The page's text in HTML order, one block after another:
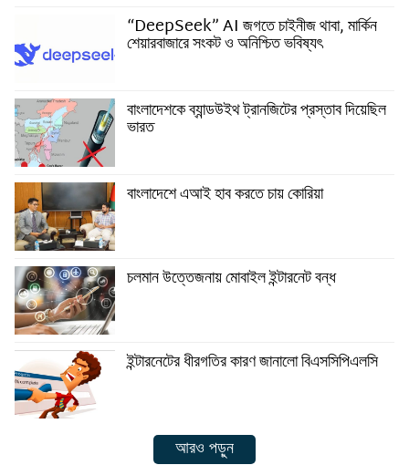
“DeepSeek” AI জগতে চাইনীজ থাবা, মার্কিন
শেয়ারবাজারে সংকট ও অনিশ্চিত ভবিষ্যৎ
বাংলাদেশকে ব্যান্ডউইথ ট্রানজিটের প্রস্তাব দিয়েছিল
ভারত
বাংলাদেশে এআই হাব করতে চায় কোরিয়া
চলমান উত্তেজনায় মোবাইল ইন্টারনেট বন্ধ
ইন্টারনেটের ধীরগতির কারণ জানালো বিএসসিপিএলসি
আরও পড়ুন